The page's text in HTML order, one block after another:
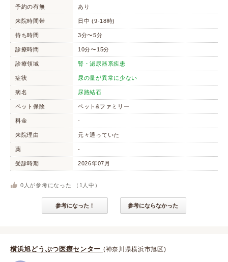
予約の有無 あり
来院時間帯 日中 (9-18時)
待ち時間 3分〜5分
診療時間 10分〜15分
診療領域 腎・泌尿器系疾患
症状 尿の量が異常に少ない
病名 尿路結石
ペット保険 ペット&ファミリー
料金 -
来院理由 元々通っていた
薬 -
受診時期 2026年07月
0 人が参考になった （ 1 人中）
参考になった！ 参考にならなかった
横浜旭どうぶつ医療センター (神奈川県横浜市旭区)